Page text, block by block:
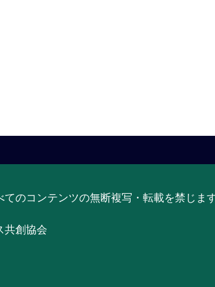
のコンテンツの無断複写・転載を禁じます
共創協会​